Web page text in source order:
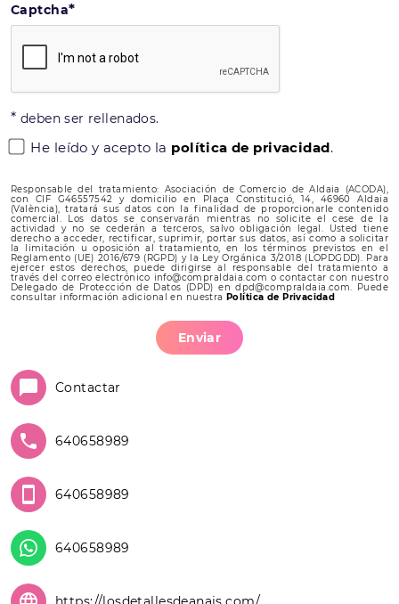
Captcha*
* deben ser rellenados.
He leído y acepto la política de privacidad.
Responsable del tratamiento: Asociación de Comercio de Aldaia (ACODA),
con CIF G46557542 y domicilio en Plaça Constitució, 14, 46960 Aldaia
(València), tratará sus datos con la finalidad de proporcionarle contenido
comercial. Los datos se conservarán mientras no solicite el cese de la
actividad y no se cederán a terceros, salvo obligación legal. Usted tiene
derecho a acceder, rectificar, suprimir, portar sus datos, así como a solicitar
la limitación u oposición al tratamiento, en los términos previstos en el
Reglamento (UE) 2016/679 (RGPD) y la Ley Orgánica 3/2018 (LOPDGDD). Para
ejercer estos derechos, puede dirigirse al responsable del tratamiento a
través del correo electrónico info@compraldaia.com o contactar con nuestro
Delegado de Protección de Datos (DPD) en dpd@compraldaia.com. Puede
consultar información adicional en nuestraPolítica de Privacidad
Enviar
Contactar
640658989
640658989
640658989